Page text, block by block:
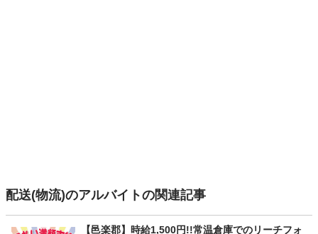
配送(物流)のアルバイトの関連記事
【邑楽郡】時給1,500円!!常温倉庫でのリーチフォ